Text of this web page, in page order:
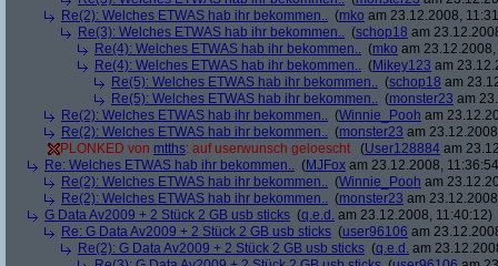
Re(2): Welches ETWAS hab ihr bekommen.. (mko am 23.12.2008,
Re(3): Welches ETWAS hab ihr bekommen.. (schop18 am
Re(4): Welches ETWAS hab ihr bekommen.. (mko am
Re(4): Welches ETWAS hab ihr bekommen.. (Mikey123 am
Re(5): Welches ETWAS hab ihr bekommen.. (schop18 am
Re(5): Welches ETWAS hab ihr bekommen.. (monster23 am
Re(2): Welches ETWAS hab ihr bekommen.. (Winnie_Pooh am
Re(2): Welches ETWAS hab ihr bekommen.. (monster23 am
PLONKED von mtths: auf userwunsch geloescht (User128884 am
Re: Welches ETWAS hab ihr bekommen.. (MJFox am 23.12.2008,
Re(2): Welches ETWAS hab ihr bekommen.. (Winnie_Pooh am
Re(2): Welches ETWAS hab ihr bekommen.. (monster23 am
G Data Av2009 + 2 Stück 2 GB usb sticks (q.e.d. am 23.12.2008, 11:40:12)
Re: G Data Av2009 + 2 Stück 2 GB usb sticks (user96106 am
Re(2): G Data Av2009 + 2 Stück 2 GB usb sticks (q.e.d. am